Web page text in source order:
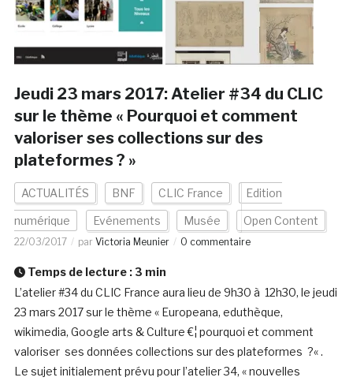
Jeudi 23 mars 2017: Atelier #34 du CLIC
sur le thème « Pourquoi et comment
valoriser ses collections sur des
plateformes ? »
ACTUALITÉS BNF CLIC France Edition
numérique Evénements Musée Open Content
22/03/2017 par Victoria Meunier 0 commentaire
Temps de lecture : 3 min
L’atelier #34 du CLIC France aura lieu de 9h30 à 12h30, le jeudi
23 mars 2017 sur le thème « Europeana, eduthèque,
wikimedia, Google arts & Culture €¦ pourquoi et comment
valoriser ses données collections sur des plateformes ?« .
Le sujet initialement prévu pour l’atelier 34, « nouvelles